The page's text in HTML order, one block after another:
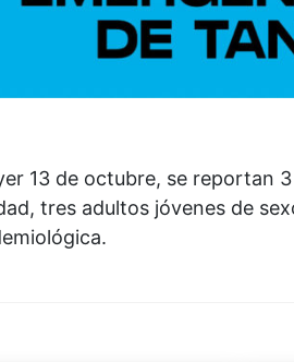
13 de octubre, se reportan
tres adultos jóvenes de